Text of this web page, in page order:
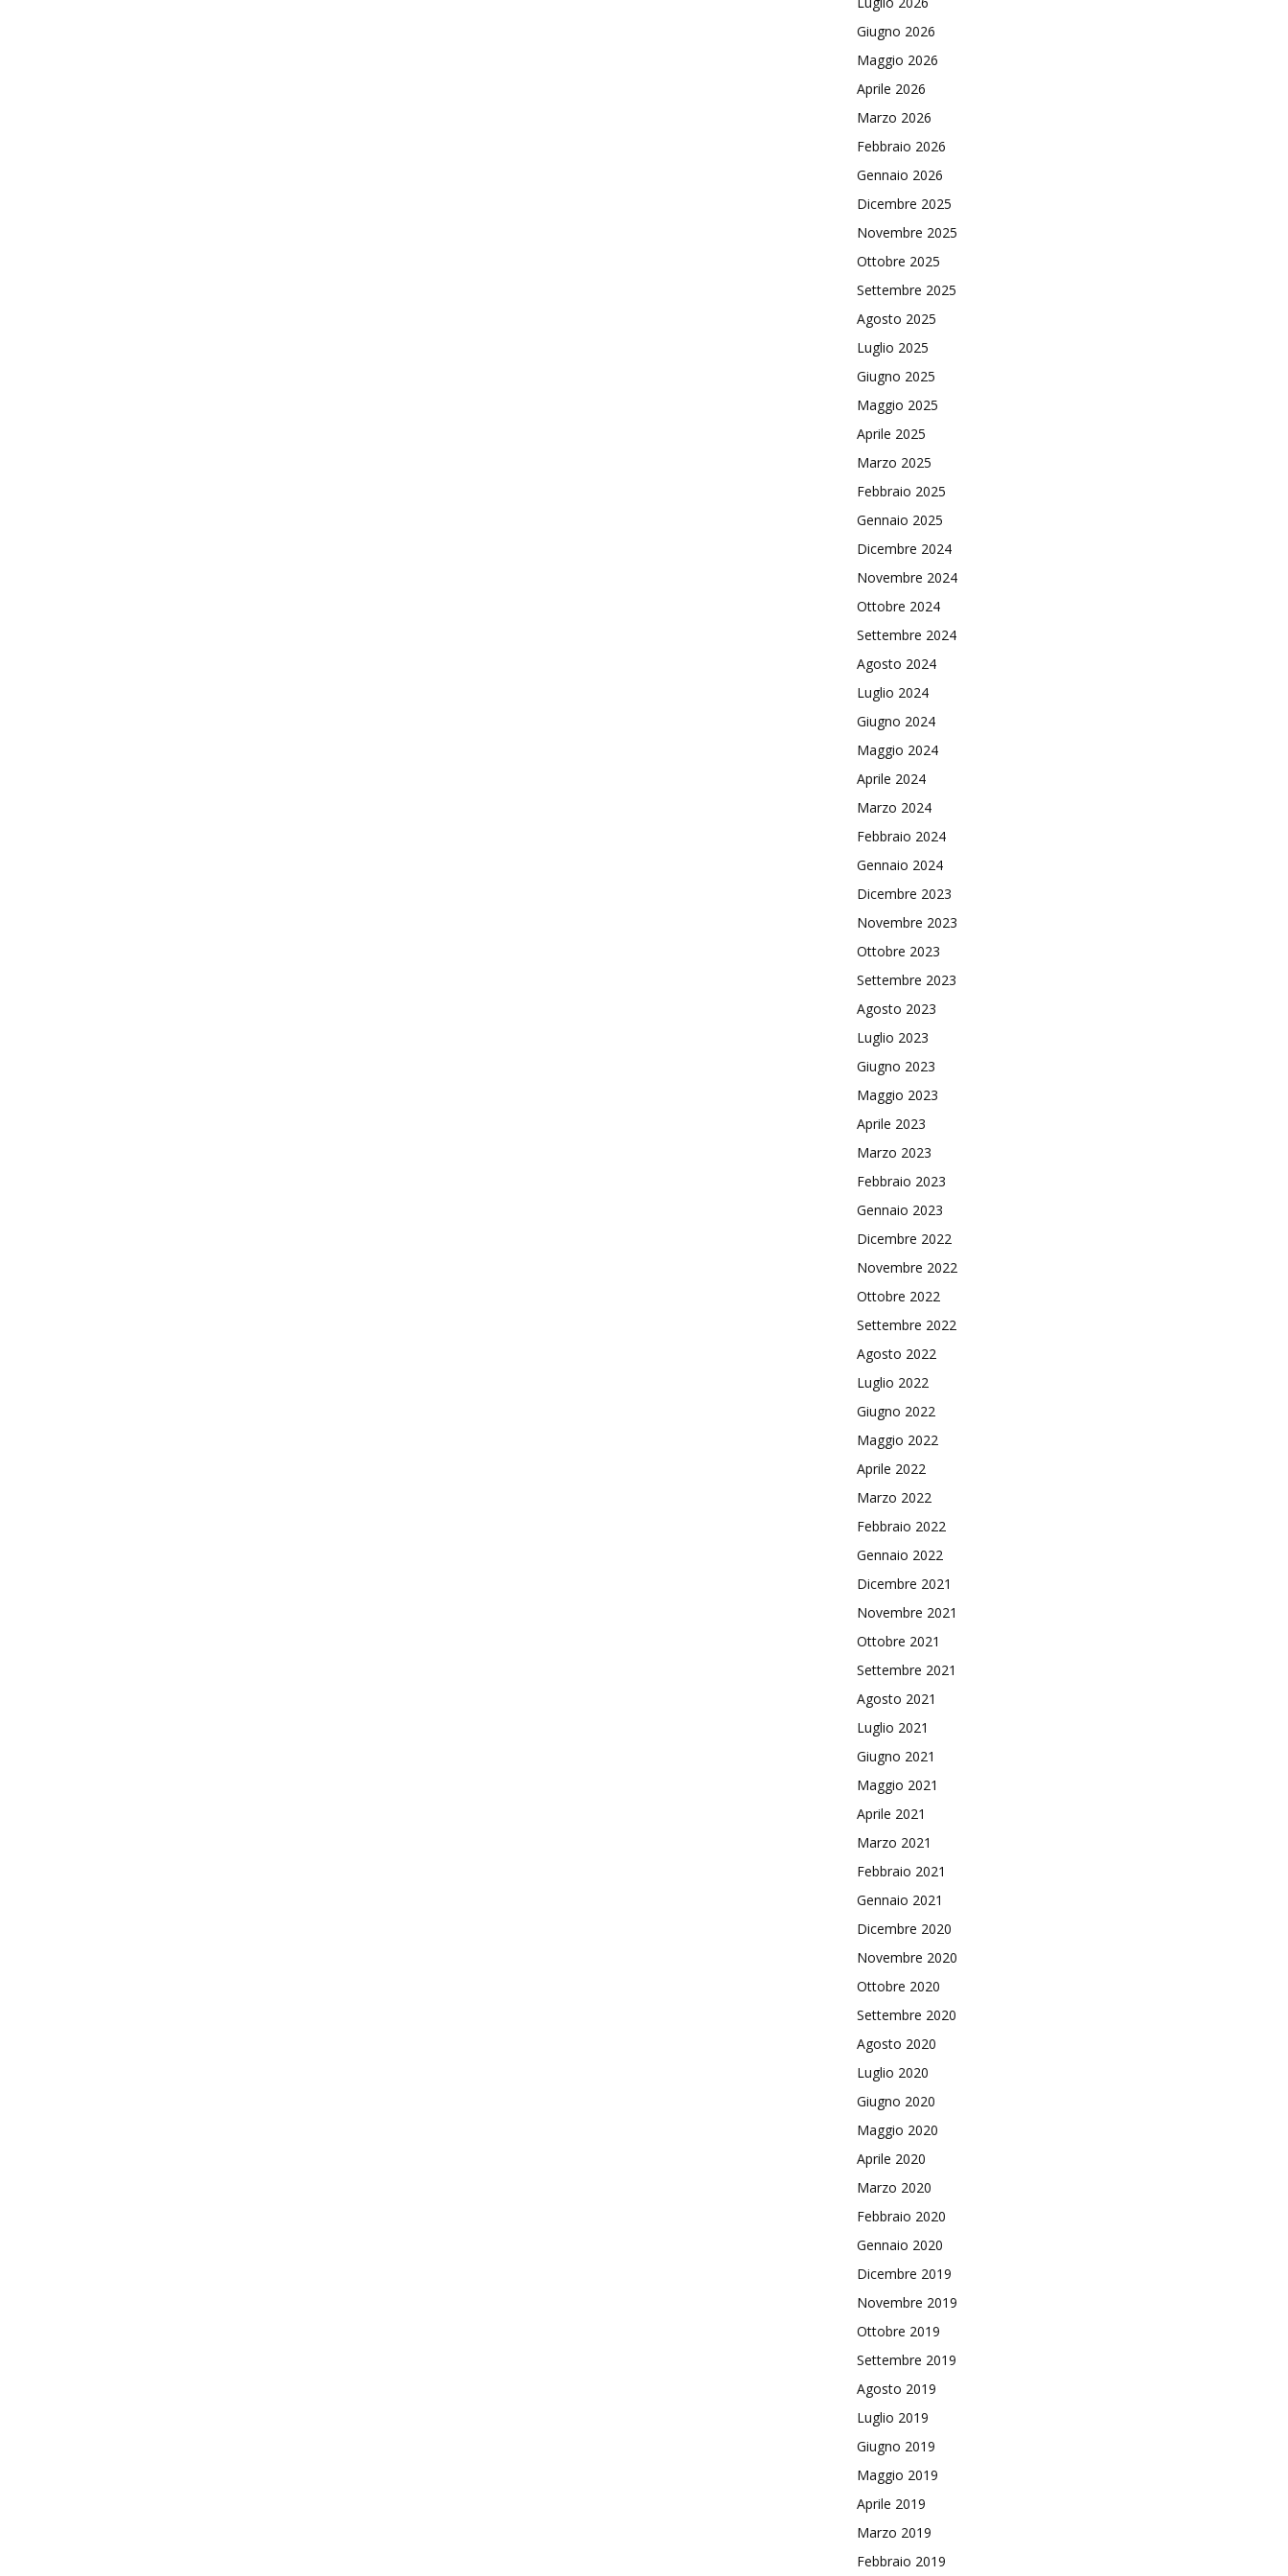
Giugno 2026
Maggio 2026
Aprile 2026
Marzo 2026
Febbraio 2026
Gennaio 2026
Dicembre 2025
Novembre 2025
Ottobre 2025
Settembre 2025
Agosto 2025
Luglio 2025
Giugno 2025
Maggio 2025
Aprile 2025
Marzo 2025
Febbraio 2025
Gennaio 2025
Dicembre 2024
Novembre 2024
Ottobre 2024
Settembre 2024
Agosto 2024
Luglio 2024
Giugno 2024
Maggio 2024
Aprile 2024
Marzo 2024
Febbraio 2024
Gennaio 2024
Dicembre 2023
Novembre 2023
Ottobre 2023
Settembre 2023
Agosto 2023
Luglio 2023
Giugno 2023
Maggio 2023
Aprile 2023
Marzo 2023
Febbraio 2023
Gennaio 2023
Dicembre 2022
Novembre 2022
Ottobre 2022
Settembre 2022
Agosto 2022
Luglio 2022
Giugno 2022
Maggio 2022
Aprile 2022
Marzo 2022
Febbraio 2022
Gennaio 2022
Dicembre 2021
Novembre 2021
Ottobre 2021
Settembre 2021
Agosto 2021
Luglio 2021
Giugno 2021
Maggio 2021
Aprile 2021
Marzo 2021
Febbraio 2021
Gennaio 2021
Dicembre 2020
Novembre 2020
Ottobre 2020
Settembre 2020
Agosto 2020
Luglio 2020
Giugno 2020
Maggio 2020
Aprile 2020
Marzo 2020
Febbraio 2020
Gennaio 2020
Dicembre 2019
Novembre 2019
Ottobre 2019
Settembre 2019
Agosto 2019
Luglio 2019
Giugno 2019
Maggio 2019
Aprile 2019
Marzo 2019
Febbraio 2019